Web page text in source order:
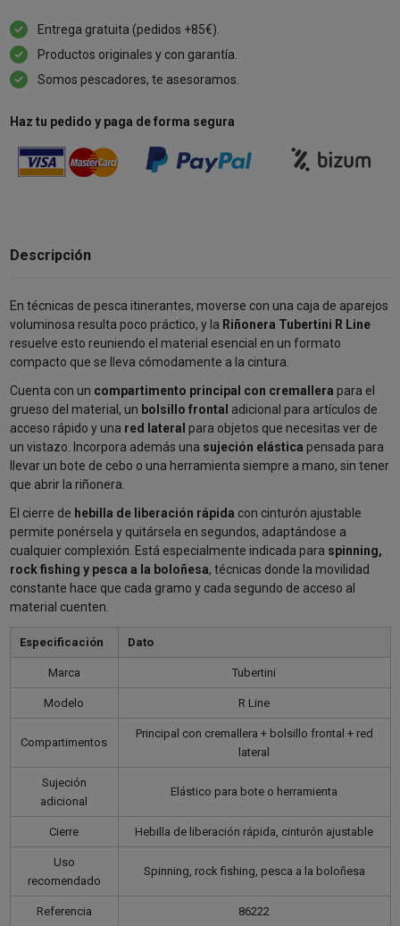
Entrega gratuita (pedidos +85€).
Productos originales y con garantía.
Somos pescadores, te asesoramos.
Haz tu pedido y paga de forma segura
Descripción
En técnicas de pesca itinerantes, moverse con una caja de aparejos
voluminosa resulta poco práctico, y la Riñonera Tubertini R Line
resuelve esto reuniendo el material esencial en un formato
compacto que se lleva cómodamente a la cintura.
Cuenta con un compartimento principal con cremallera para el
grueso del material, un bolsillo frontal adicional para artículos de
acceso rápido y una red lateral para objetos que necesitas ver de
un vistazo. Incorpora además una sujeción elástica pensada para
llevar un bote de cebo o una herramienta siempre a mano, sin tener
que abrir la riñonera.
El cierre de hebilla de liberación rápida con cinturón ajustable
permite ponérsela y quitársela en segundos, adaptándose a
cualquier complexión. Está especialmente indicada para spinning,
rock fishing y pesca a la boloñesa, técnicas donde la movilidad
constante hace que cada gramo y cada segundo de acceso al
material cuenten.
Especificación Dato
Marca Tubertini
Modelo R Line
Compartimentos
Principal con cremallera + bolsillo frontal + red
lateral
Sujeción
adicional
Elástico para bote o herramienta
Cierre Hebilla de liberación rápida, cinturón ajustable
Uso
recomendado
Spinning, rock fishing, pesca a la boloñesa
Referencia 86222